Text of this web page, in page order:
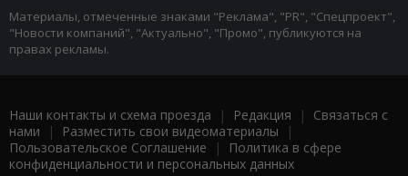
Материалы, отмеченные знаками "Реклама", "PR", "Спецпроект",
"Новости компаний", "Актуально", "Промо", публикуются на
правах рекламы.
Наши контакты и схема проезда | Редакция | Связаться с
нами | Разместить свои видеоматериалы |
Пользовательское Соглашение |
Политика в сфере
конфиденциальности и персональных данных